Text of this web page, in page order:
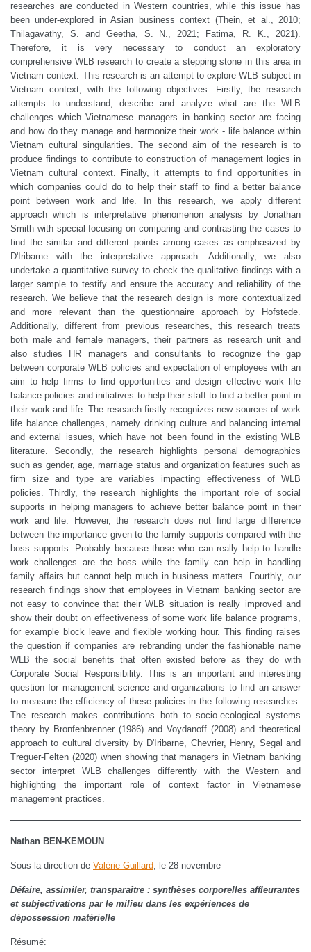
researches are conducted in Western countries, while this issue has
been under-explored in Asian business context (Thein, et al., 2010;
Thilagavathy, S. and Geetha, S. N., 2021; Fatima, R. K., 2021).
Therefore, it is very necessary to conduct an exploratory
comprehensive WLB research to create a stepping stone in this area in
Vietnam context. This research is an attempt to explore WLB subject in
Vietnam context, with the following objectives. Firstly, the research
attempts to understand, describe and analyze what are the WLB
challenges which Vietnamese managers in banking sector are facing
and how do they manage and harmonize their work - life balance within
Vietnam cultural singularities. The second aim of the research is to
produce findings to contribute to construction of management logics in
Vietnam cultural context. Finally, it attempts to find opportunities in
which companies could do to help their staff to find a better balance
point between work and life. In this research, we apply different
approach which is interpretative phenomenon analysis by Jonathan
Smith with special focusing on comparing and contrasting the cases to
find the similar and different points among cases as emphasized by
D'Iribarne with the interpretative approach. Additionally, we also
undertake a quantitative survey to check the qualitative findings with a
larger sample to testify and ensure the accuracy and reliability of the
research. We believe that the research design is more contextualized
and more relevant than the questionnaire approach by Hofstede.
Additionally, different from previous researches, this research treats
both male and female managers, their partners as research unit and
also studies HR managers and consultants to recognize the gap
between corporate WLB policies and expectation of employees with an
aim to help firms to find opportunities and design effective work life
balance policies and initiatives to help their staff to find a better point in
their work and life. The research firstly recognizes new sources of work
life balance challenges, namely drinking culture and balancing internal
and external issues, which have not been found in the existing WLB
literature. Secondly, the research highlights personal demographics
such as gender, age, marriage status and organization features such as
firm size and type are variables impacting effectiveness of WLB
policies. Thirdly, the research highlights the important role of social
supports in helping managers to achieve better balance point in their
work and life. However, the research does not find large difference
between the importance given to the family supports compared with the
boss supports. Probably because those who can really help to handle
work challenges are the boss while the family can help in handling
family affairs but cannot help much in business matters. Fourthly, our
research findings show that employees in Vietnam banking sector are
not easy to convince that their WLB situation is really improved and
show their doubt on effectiveness of some work life balance programs,
for example block leave and flexible working hour. This finding raises
the question if companies are rebranding under the fashionable name
WLB the social benefits that often existed before as they do with
Corporate Social Responsibility. This is an important and interesting
question for management science and organizations to find an answer
to measure the efficiency of these policies in the following researches.
The research makes contributions both to socio-ecological systems
theory by Bronfenbrenner (1986) and Voydanoff (2008) and theoretical
approach to cultural diversity by D'Iribarne, Chevrier, Henry, Segal and
Treguer-Felten (2020) when showing that managers in Vietnam banking
sector interpret WLB challenges differently with the Western and
highlighting the important role of context factor in Vietnamese
management practices.
Nathan BEN-KEMOUN
Sous la direction de Valérie Guillard, le 28 novembre
Défaire, assimiler, transparaître : synthèses corporelles affleurantes
et subjectivations par le milieu dans les expériences de
dépossession matérielle
Résumé: